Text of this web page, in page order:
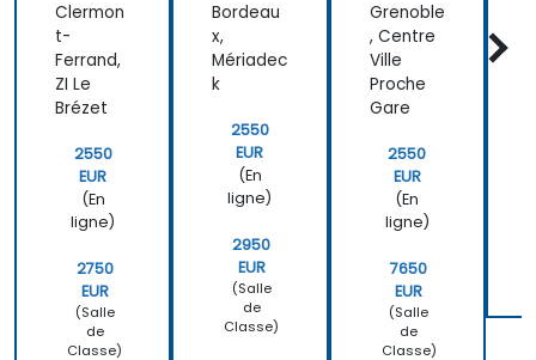
Clermon
t-
Ferrand,
ZI Le
Brézet
2550
EUR
(En
ligne)
2750
EUR
(Salle
de
Classe)
Bordeau
x,
Mériadec
k
2550
EUR
(En
ligne)
2950
EUR
(Salle
de
Classe)
Grenoble
, Centre
Ville
Proche
Gare
2550
EUR
(En
ligne)
7650
EUR
(Salle
de
Classe)